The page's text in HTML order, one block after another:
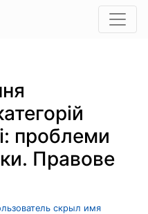
проблеми
Правове
скрыл имя